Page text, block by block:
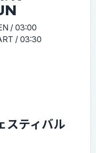
/ 03:00
/ 03:30
スティバル